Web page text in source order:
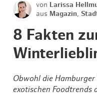
von
Larissa
aus Magazin ,
8 Fakten
Obwohl die
exotischen